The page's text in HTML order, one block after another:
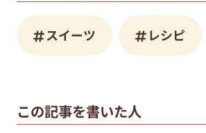
スイーツ レシピ
この記事を書いた人